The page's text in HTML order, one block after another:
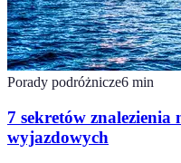
Porady podróżnicze6 min
7 sekretów znalezienia
wyjazdowych